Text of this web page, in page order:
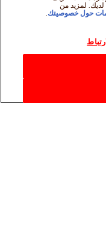
لديك. لمزيد من
حول خصوصيتك